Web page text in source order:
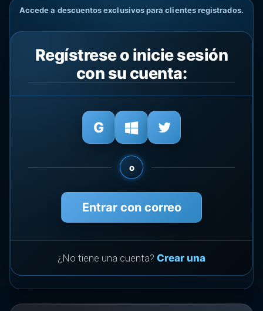
Accede a descuentos exclusivos para clientes registrados.
Regístrese o inicie sesión
con su cuenta:
o
Entrar con correo
¿No tiene una cuenta? Crear una